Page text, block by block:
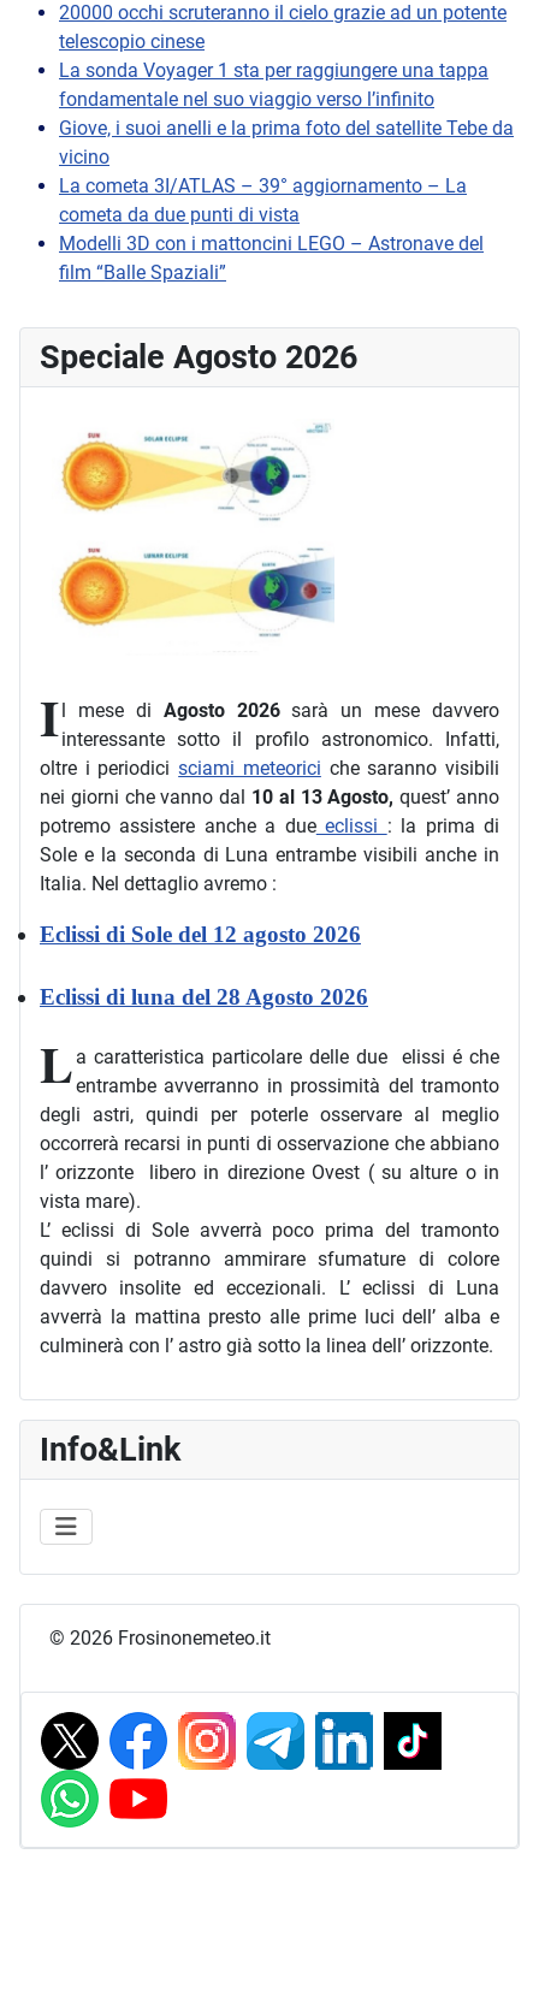
20000 occhi scruteranno il cielo grazie ad un potente
telescopio cinese
La sonda Voyager 1 sta per raggiungere una tappa
fondamentale nel suo viaggio verso l’infinito
Giove, i suoi anelli e la prima foto del satellite Tebe da
vicino
La cometa 3I/ATLAS – 39° aggiornamento – La
cometa da due punti di vista
Modelli 3D con i mattoncini LEGO – Astronave del
film “Balle Spaziali”
Speciale Agosto 2026
Il mese di Agosto 2026sarà un mese davvero
interessante sotto il profilo astronomico. Infatti,
oltre i periodicisciami meteorici che saranno visibili
nei giorni che vanno dal 10 al 13 Agosto, quest’ anno
potremo assistere anche a dueeclissi : la prima di
Sole e la seconda di Luna entrambe visibili anche in
Italia. Nel dettaglio avremo :
Eclissi di Sole del 12 agosto 2026
Eclissi di luna del 28 Agosto 2026
L a caratteristica particolare delle due elissi é che
entrambe avverranno in prossimità del tramonto
degli astri, quindi per poterle osservare al meglio
occorrerà recarsi in punti di osservazione che abbiano
l’ orizzonte libero in direzione Ovest ( su alture o in
vista mare).
L’ eclissi di Sole avverrà poco prima del tramonto
quindi si potranno ammirare sfumature di colore
davvero insolite ed eccezionali. L’ eclissi di Luna
avverrà la mattina presto alle prime luci dell’ alba e
culminerà con l’ astro già sotto la linea dell’ orizzonte.
Info&Link
© 2026 Frosinonemeteo.it